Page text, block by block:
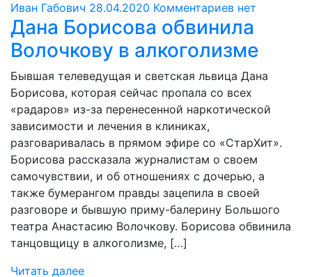
Иван Габович 28.04.2020 Комментариев нет
Дана Борисова обвинила
Волочкову в алкоголизме
Бывшая телеведущая и светская львица Дана
Борисова, которая сейчас пропала со всех
«радаров» из-за перенесенной наркотической
зависимости и лечения в клиниках,
разговаривалась в прямом эфире со «СтарХит».
Борисова рассказала журналистам о своем
самочувствии, и об отношениях с дочерью, а
также бумерангом правды зацепила в своей
разговоре и бывшую приму-балерину Большого
театра Анастасию Волочкову. Борисова обвинила
танцовщицу в алкоголизме, […]
Читать далее